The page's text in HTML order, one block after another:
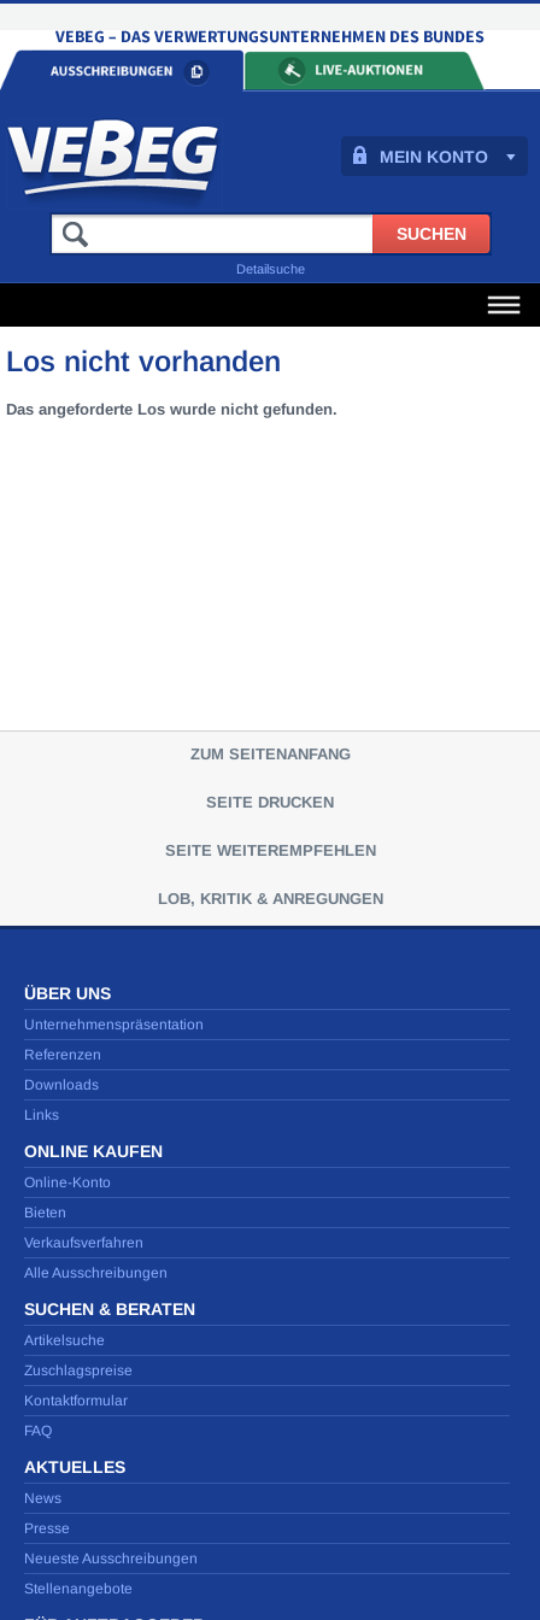
MEIN KONTO
Detailsuche
Los nicht vorhanden
Das angeforderte Los wurde nicht gefunden.
ZUM SEITENANFANG
SEITE DRUCKEN
SEITE WEITEREMPFEHLEN
LOB, KRITIK & ANREGUNGEN
ÜBER UNS
Unternehmenspräsentation
Referenzen
Downloads
Links
ONLINE KAUFEN
Online-Konto
Bieten
Verkaufsverfahren
Alle Ausschreibungen
SUCHEN & BERATEN
Artikelsuche
Zuschlagspreise
Kontaktformular
FAQ
AKTUELLES
News
Presse
Neueste Ausschreibungen
Stellenangebote